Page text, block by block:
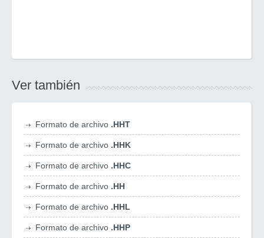
Ver también
Formato de archivo .HHT
Formato de archivo .HHK
Formato de archivo .HHC
Formato de archivo .HH
Formato de archivo .HHL
Formato de archivo .HHP